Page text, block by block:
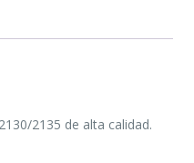
2135 de alta calidad.